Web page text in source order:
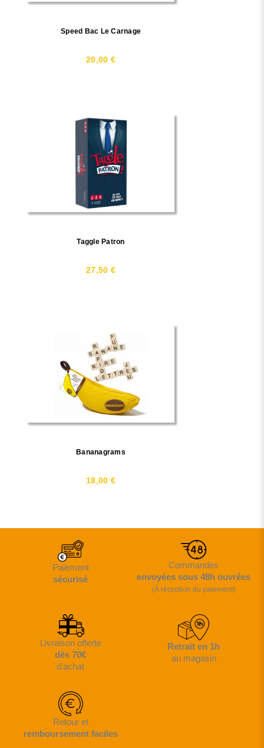
Speed Bac Le Carnage
20,00 €
Taggle Patron
27,50 €
Bananagrams
18,00 €
Paiement
sécurisé
Commandes
envoyées sous 48h ouvrées
(À réception du paiement)
Livraison offerte
dès 70€
d'achat
Retrait en 1h
au magasin
Retour et
remboursement faciles